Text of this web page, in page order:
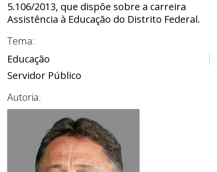
5.106/2013, que dispõe sobre a carreira
Assistência à Educação do Distrito Federal.
Tema:
Educação
Servidor Público
Autoria: